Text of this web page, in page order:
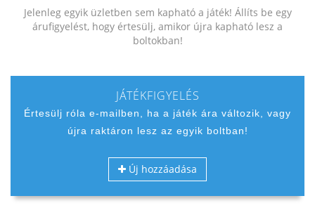
Jelenleg egyik üzletben sem kapható a játék! Állíts be egy
árufigyelést, hogy értesülj, amikor újra kapható lesz a
boltokban!
JÁTÉKFIGYELÉS
Értesülj róla e-mailben, ha a játék ára változik, vagy
újra raktáron lesz az egyik boltban!
Új hozzáadása